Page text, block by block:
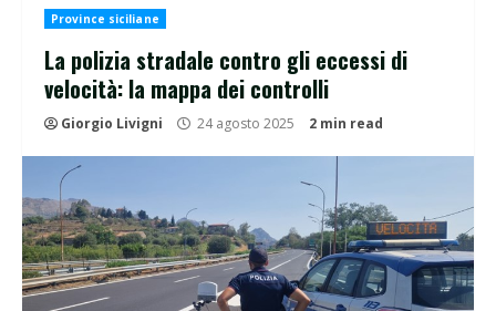
Province siciliane
La polizia stradale contro gli eccessi di
velocità: la mappa dei controlli
Giorgio Livigni 24 agosto 2025 2 min read